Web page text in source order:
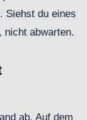
Siehst du eines
nicht abwarten.
ab. Auf dem